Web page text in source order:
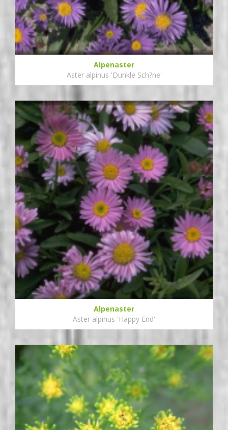
Alpenaster
Aster alpinus 'Dunkle Sch?ne'
Alpenaster
Aster alpinus 'Happy End'